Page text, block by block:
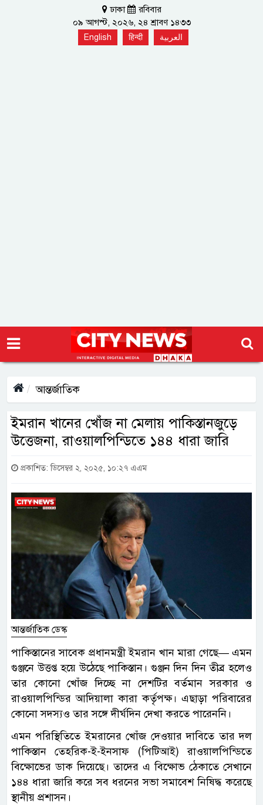
ঢাকা
রবিবার
০৯ আগস্ট, ২০২৬, ২৪ শ্রাবণ ১৪৩৩
English हिन्दी العربية
আন্তর্জাতিক
ইমরান খানের খোঁজ না মেলায় পাকিস্তানজুড়ে
উত্তেজনা, রাওয়ালপিন্ডিতে ১৪৪ ধারা জারি
প্রকাশিত: ডিসেম্বর ২, ২০২৫, ১০:২৭ এএম
আন্তর্জাতিক ডেস্ক
পাকিস্তানের সাবেক প্রধানমন্ত্রী ইমরান খান মারা গেছে— এমন
গুঞ্জনে উত্তপ্ত হয়ে উঠেছে পাকিস্তান। গুঞ্জন দিন দিন তীব্র হলেও
তার কোনো খোঁজ দিচ্ছে না দেশটির বর্তমান সরকার ও
রাওয়ালপিন্ডির আদিয়ালা কারা কর্তৃপক্ষ। এছাড়া পরিবারের
কোনো সদস্যও তার সঙ্গে দীর্ঘদিন দেখা করতে পারেননি।
এমন পরিস্থিতিতে ইমরানের খোঁজ দেওয়ার দাবিতে তার দল
পাকিস্তান তেহরিক-ই-ইনসাফ (পিটিআই) রাওয়ালপিন্ডিতে
বিক্ষোভের ডাক দিয়েছে। তাদের এ বিক্ষোভ ঠেকাতে সেখানে
১৪৪ ধারা জারি করে সব ধরনের সভা সমাবেশ নিষিদ্ধ করেছে
স্থানীয় প্রশাসন।